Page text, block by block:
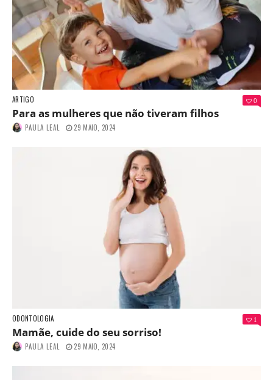
ARTIGO 0
Para as mulheres que não tiveram filhos
PAULA LEAL 29 MAIO, 2024
ODONTOLOGIA 1
Mamãe, cuide do seu sorriso!
PAULA LEAL 29 MAIO, 2024